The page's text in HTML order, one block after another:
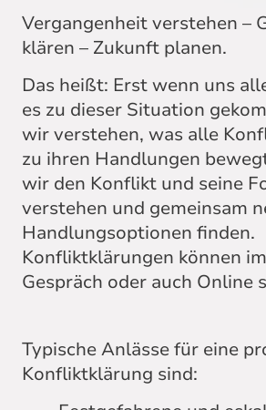
Vergangenheit verstehen –
klären – Zukunft planen.
Das heißt: Erst wenn uns
es zu dieser Situation
wir verstehen, was alle
zu ihren Handlungen
wir den Konflikt und seine
verstehen und gemeinsam
Handlungsoptionen finden.
Konfliktklärungen können
Gespräch oder auch Online
Typische Anlässe für eine
Konfliktklärung sind: